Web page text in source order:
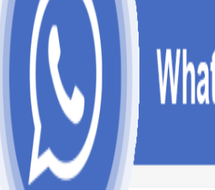
Mesafeli Satış Sözleşmesi
Geri Ödeme Politikası
Gizlilik Sözleşmesi
Mail Bülteni
Promosyonlar ve kuponlarla ilgili
güncellemeler almak için mail bültenimize
kaydolun.